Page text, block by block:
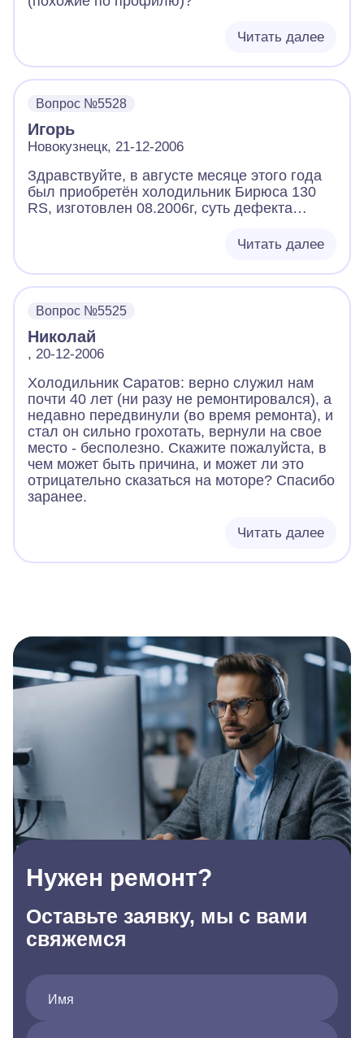
Читать далее
Вопрос №5528
Игорь
Новокузнецк, 21-12-2006
Здравствуйте, в августе месяце этого года
был приобретён холодильник Бирюса 130
RS, изготовлен 08.2006г, суть дефекта
временем он начинает очень сильно
"плачущему" типу, конденсат по
специальной трубке из холодильного
отделения сливается в специальную
ванночку расположенную на одном из
компрессоров, вот в этой самой трубочке и
заключается проблема - вода в ней
конденсата, вода начинает поступать в
холодильное отделение, а так быть не
должно. Причина мне понятна, трубка идёт
вниз и проходит очень близко от
морозильной камеры и за 1-2 недели
эксплуатации постепенно перемерзает.
Лечил эту болезнь тем, что отключал
морозильное отделение и ждал, когда
пробка из льда расположена на глубине
отделении. Возможно ли без привлечения
отделение -18, холодильное +5. Спасибо.
Читать далее
Вопрос №5525
Николай
, 20-12-2006
Холодильник Саратов: верно служил нам
почти 40 лет (ни разу не ремонтировался), а
недавно передвинули (во время ремонта), и
стал он сильно грохотать, вернули на свое
место - бесполезно. Скажите пожалуйста, в
чем может быть причина, и может ли это
отрицательно сказаться на моторе? Спасибо
заранее.
Читать далее
Нужен ремонт?
Оставьте заявку, мы с вами
свяжемся
Имя